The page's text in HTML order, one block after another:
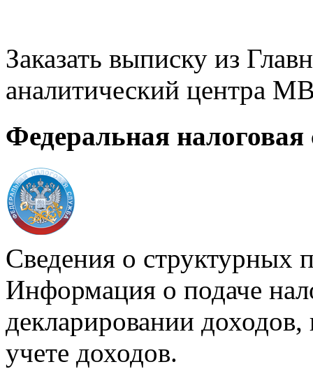
Заказать выписку из
аналитический центра
Федеральная налоговая
Сведения о структурных
Информация о подаче
декларировании доходов,
учете доходов.